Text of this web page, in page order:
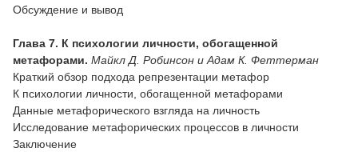
Обсуждение и вывод
Глава 7. К психологии личности, обогащенной
метафорами. Майкл Д. Робинсон и Адам К. Феттерман
Краткий обзор подхода репрезентации метафор
К психологии личности, обогащенной метафорами
Данные метафорического взгляда на личность
Исследование метафорических процессов в личности
Заключение